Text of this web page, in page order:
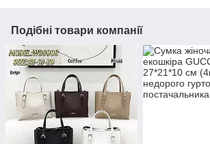
Подібні товари компанії